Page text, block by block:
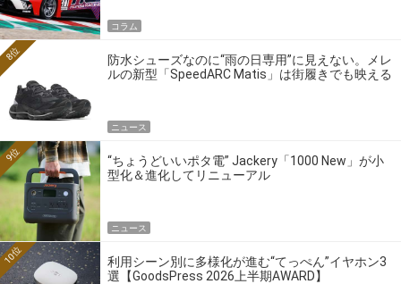
コラム
防水シューズなのに“雨の日専用”に見えない。メレ
ルの新型「SpeedARC Matis」は街履きでも映える
8位
ニュース
“ちょうどいいポタ電” Jackery「1000 New」が小
型化＆進化してリニューアル
9位
ニュース
利用シーン別に多様化が進む“てっぺん”イヤホン3
選【GoodsPress 2026上半期AWARD】
10位